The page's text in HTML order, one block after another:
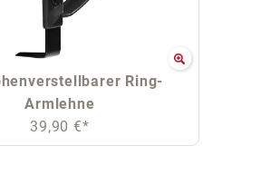
Ring-
Armlehne
39,90 €*